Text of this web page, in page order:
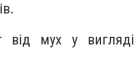
від мух у вигляді